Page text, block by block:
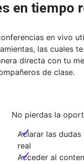
en tiempo
en vivo
las cuales
directa con tu
de clase.
No pierdas la
Aclarar las dudas
real
Acceder al